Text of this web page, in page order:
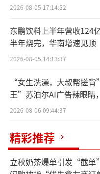
石药集团作为
新转型四战将”之
伐备受关注。
事实上，产业
未来有两个共识：
首先，持有
心，潜台词是，这
转型成为创新制药
司，仅有石药集团这
2026-08-05 17:14:52
东鹏饮料上半年营收124
半年烧完，华南增速见顶
2026-08-05 14:13:37
“女生洗澡，大叔帮搓
王”苏泊尔AI广告辣眼睛
2026-08-06 09:44:37
精彩推荐
立秋奶茶爆单引发“截